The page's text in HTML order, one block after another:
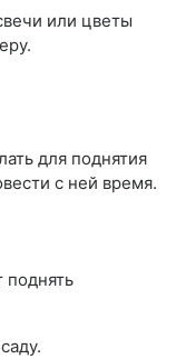
или цветы
для поднятия
с ней время.